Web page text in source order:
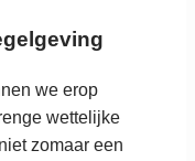
we erop
wettelijke
zomaar een